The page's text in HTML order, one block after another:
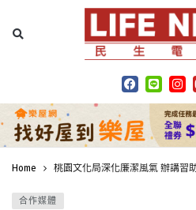
Home 桃園文化局深化廉潔風氣 辦講習
合作媒體